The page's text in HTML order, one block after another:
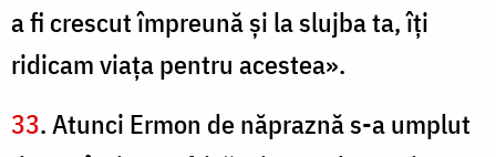
a fi crescut împreună şi la slujba ta, îţi
ridicam viaţa pentru acestea».
33. Atunci Ermon de năpraznă s-a umplut